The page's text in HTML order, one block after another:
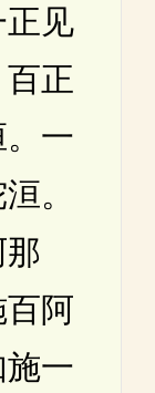
见
正
。一
。
阿
一